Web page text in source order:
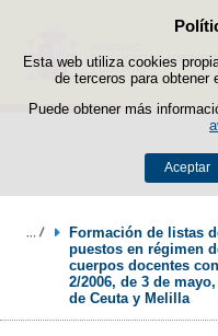
Esta web utiliza cookies
de terceros para obtener
Puede obtener más
Aceptar
Formación de listas
puestos en régimen
cuerpos docentes
2/2006, de 3 de
de Ceuta y Melilla